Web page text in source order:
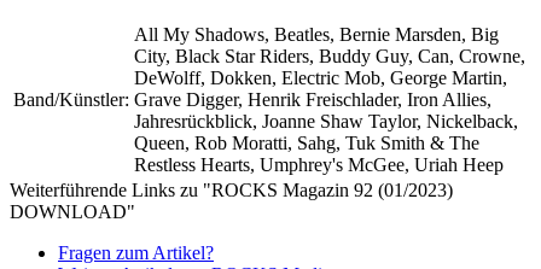
Band/Künstler:
All My Shadows, Beatles, Bernie Marsden, Big
City, Black Star Riders, Buddy Guy, Can, Crowne,
DeWolff, Dokken, Electric Mob, George Martin,
Grave Digger, Henrik Freischlader, Iron Allies,
Jahresrückblick, Joanne Shaw Taylor, Nickelback,
Queen, Rob Moratti, Sahg, Tuk Smith & The
Restless Hearts, Umphrey's McGee, Uriah Heep
Weiterführende Links zu "ROCKS Magazin 92 (01/2023)
DOWNLOAD"
Fragen zum Artikel?